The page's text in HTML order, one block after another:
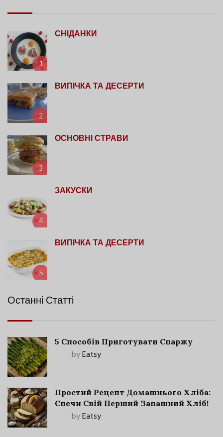
1
СНІДАНКИ
2
ВИПІЧКА ТА ДЕСЕРТИ
3
ОСНОВНІ СТРАВИ
4
ЗАКУСКИ
5
ВИПІЧКА ТА ДЕСЕРТИ
Останні Статті
5 Способів Приготувати Спаржу
byEatsy
Простий Рецепт Домашнього Хліба:
Спечи Свій Перший Запашний Хліб!
byEatsy